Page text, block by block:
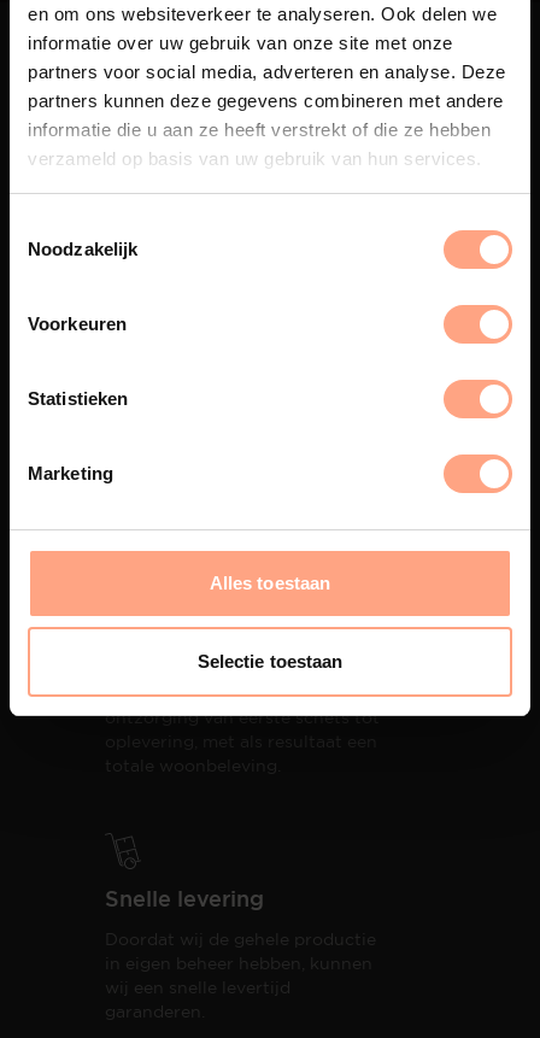
en om ons websiteverkeer te analyseren. Ook delen we
informatie over uw gebruik van onze site met onze
partners voor social media, adverteren en analyse. Deze
partners kunnen deze gegevens combineren met andere
informatie die u aan ze heeft verstrekt of die ze hebben
verzameld op basis van uw gebruik van hun services.
Noodzakelijk
Voorkeuren
Statistieken
Marketing
Alles toestaan
Selectie toestaan
Maatwerk
vakmanschap en design
Spuiterij
eigen spuiterij afgewerkt met
Interieur design
PUUUR biedt volledige
ontzorging van eerste schets tot
totale woonbeleving.
Snelle levering
Doordat wij de gehele productie
in eigen beheer hebben, kunnen
wij een snelle levertijd
garanderen.